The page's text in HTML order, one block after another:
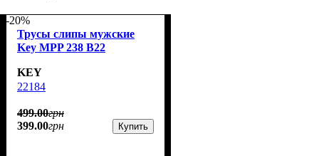
-20%
Трусы слипы мужские
Key MPP 238 B22
KEY
22184
499.00грн
399.00грн Купить